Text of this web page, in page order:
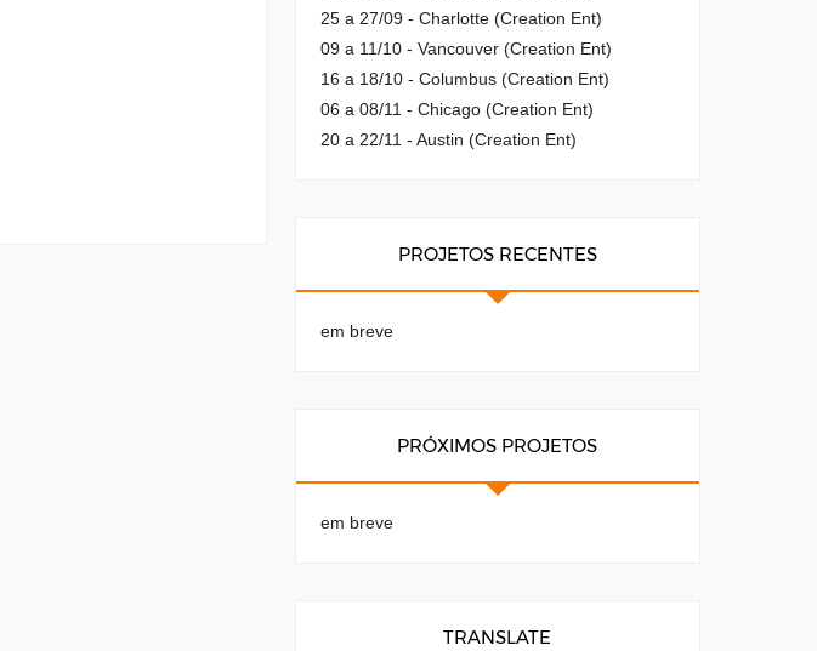
25 a 27/09 - Charlotte (Creation Ent)
09 a 11/10 - Vancouver (Creation Ent)
16 a 18/10 - Columbus (Creation Ent)
06 a 08/11 - Chicago (Creation Ent)
20 a 22/11 - Austin (Creation Ent)
PROJETOS RECENTES
em breve
PRÓXIMOS PROJETOS
em breve
TRANSLATE